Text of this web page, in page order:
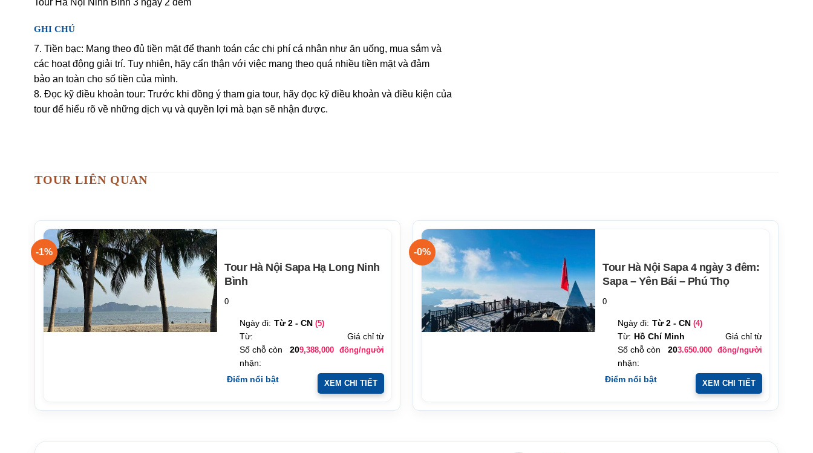
GHI CHÚ
7. Tiền bạc: Mang theo đủ tiền mặt để thanh toán các chi phí cá nhân như ăn uống, mua sắm và
các hoạt động giải trí. Tuy nhiên, hãy cẩn thận với việc mang theo quá nhiều tiền mặt và đảm
bảo an toàn cho số tiền của mình.
8. Đọc kỹ điều khoản tour: Trước khi đồng ý tham gia tour, hãy đọc kỹ điều khoản và điều kiện của
tour để hiểu rõ về những dịch vụ và quyền lợi mà bạn sẽ nhận được.
TOUR LIÊN QUAN
-1%
Tour Hà Nội Sapa Hạ Long Ninh
Bình
0
Ngày đi: Từ 2 - CN (5)
Từ:
Giá chỉ từ
Số chỗ còn
nhận:
209,388,000 đồng/người
Điểm nổi bật XEM CHI TIẾT
-0%
Tour Hà Nội Sapa 4 ngày 3 đêm:
Sapa – Yên Bái – Phú Thọ
0
Ngày đi: Từ 2 - CN (4)
Từ: Hồ Chí Minh
Giá chỉ từ
Số chỗ còn
nhận:
203.650.000 đồng/người
Điểm nổi bật XEM CHI TIẾT